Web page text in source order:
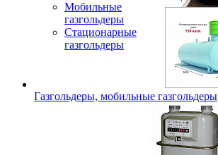
Мобильные
газгольдеры
Стационарные
газгольдеры
Газгольдеры, мобильные газгольдеры